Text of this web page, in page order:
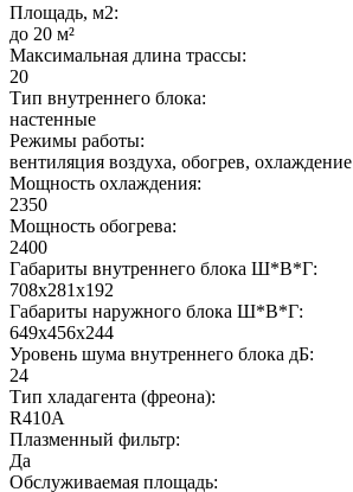
Площадь, м2:
до 20 м²
Максимальная длина трассы:
20
Тип внутреннего блока:
настенные
Режимы работы:
вентиляция воздуха, обогрев, охлаждение
Мощность охлаждения:
2350
Мощность обогрева:
2400
Габариты внутреннего блока Ш*В*Г:
708x281x192
Габариты наружного блока Ш*В*Г:
649x456x244
Уровень шума внутреннего блока дБ:
24
Тип хладагента (фреона):
R410A
Плазменный фильтр:
Да
Обслуживаемая площадь: